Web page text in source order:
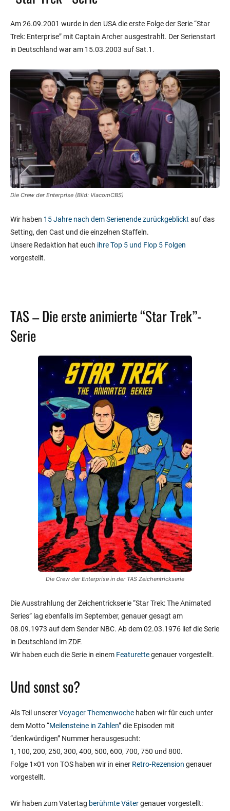
Am 26.09.2001 wurde in den USA die erste Folge der Serie “Star
Trek: Enterprise” mit Captain Archer ausgestrahlt. Der Serienstart
in Deutschland war am 15.03.2003 auf Sat.1.
Die Crew der Enterprise (Bild: ViacomCBS)
Wir haben 15 Jahre nach dem Serienende zurückgeblickt auf das
Setting, den Cast und die einzelnen Staffeln.
Unsere Redaktion hat euch ihre Top 5 und Flop 5 Folgen
vorgestellt.
TAS – Die erste animierte “Star Trek”-
Serie
Die Crew der Enterprise in der TAS Zeichentrickserie
Die Ausstrahlung der Zeichentrickserie “Star Trek: The Animated
Series” lag ebenfalls im September, genauer gesagt am
08.09.1973 auf dem Sender NBC. Ab dem 02.03.1976 lief die Serie
in Deutschland im ZDF.
Wir haben euch die Serie in einem Featurettegenauer vorgestellt.
Und sonst so?
Als Teil unsererVoyager Themenwoche haben wir für euch unter
dem Motto “Meilensteine in Zahlen” die Episoden mit
“denkwürdigen” Nummer herausgesucht:
1, 100, 200, 250, 300, 400, 500, 600, 700, 750 und 800.
Folge 1×01 von TOS haben wir in einer Retro-Rezension genauer
vorgestellt.
Wir haben zum Vatertag berühmte Vätergenauer vorgestellt: